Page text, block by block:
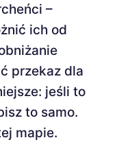
–
ich od
przekaz dla
jeśli to
to samo.
mapie.